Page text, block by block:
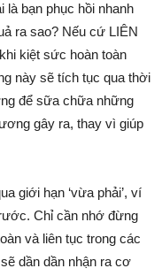
là bạn phục hồi nhanh
ra sao? Nếu cứ LIÊN
kiệt sức hoàn toàn
này sẽ tích tục qua thời
để sữa chữa những
gây ra, thay vì giúp
giới hạn ‘vừa phải’, ví
Chỉ cần nhớ đừng
và liên tục trong các
dần dần nhận ra cơ